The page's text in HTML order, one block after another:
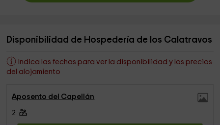
Disponibilidad de Hospedería de los Calatravos
Indica las fechas para ver la disponibilidad y los precios
del alojamiento
Aposento del Capellán
2